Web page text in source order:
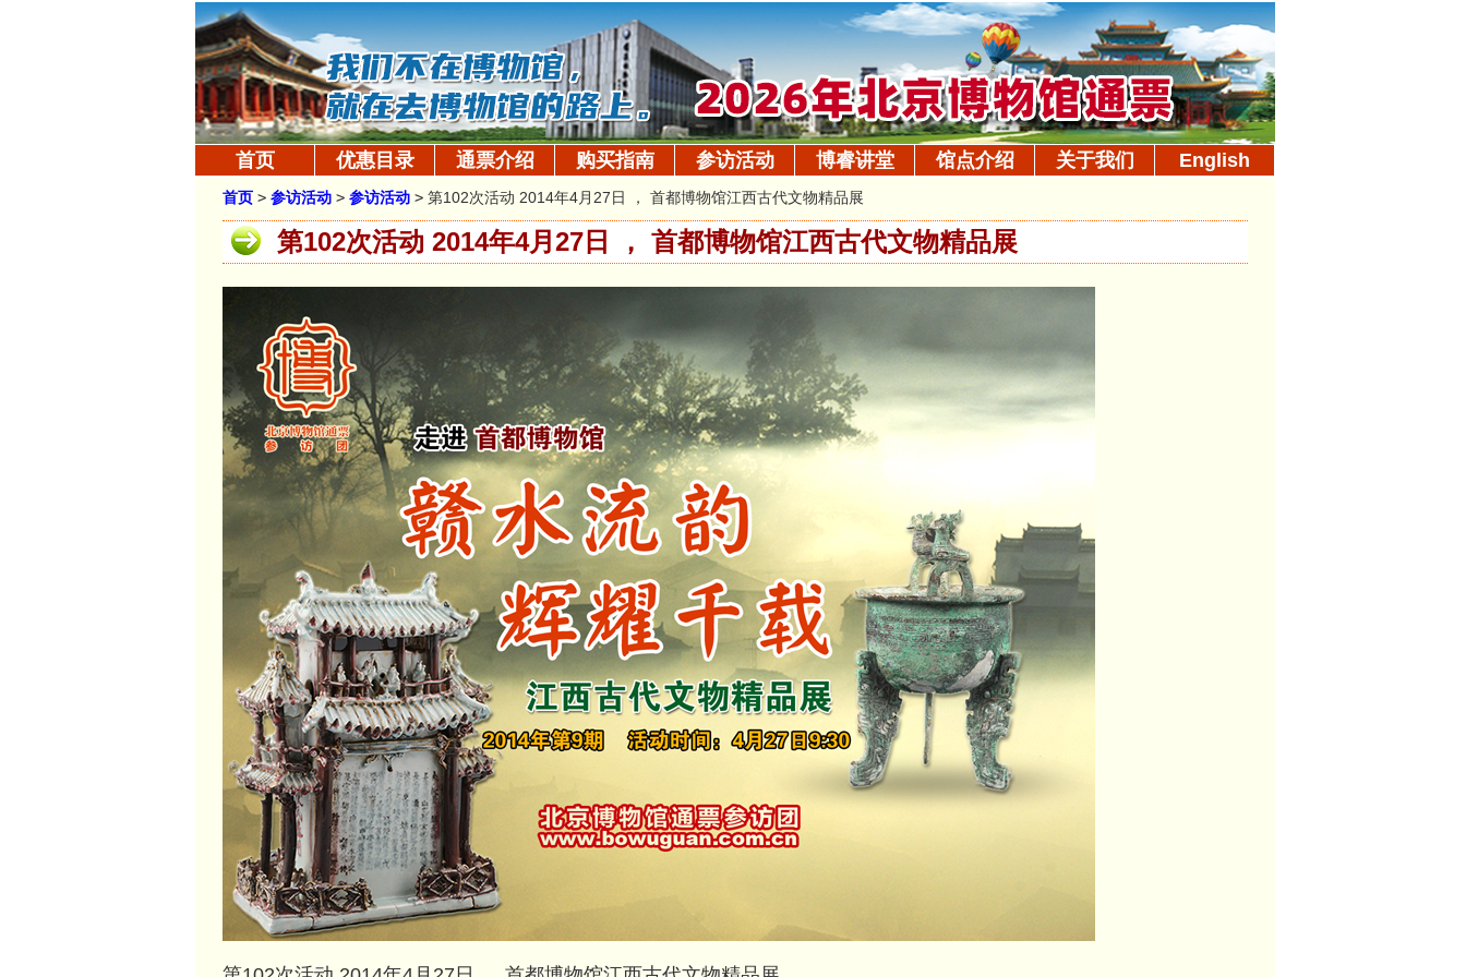
首页 优惠目录 通票介绍 购买指南 参访活动 博睿讲堂 馆点介绍 关于我们 English
首页 > 参访活动 > 参访活动 > 第102次活动 2014年4月27日 ， 首都博物馆江西古代文物精品展
第102次活动 2014年4月27日 ， 首都博物馆江西古代文物精品展